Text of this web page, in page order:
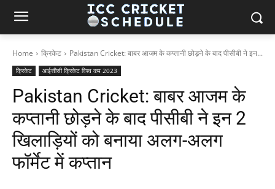
Home क्रिकेट Pakistan Cricket: बाबर आजम के कप्तानी छोड़ने के बाद पीसीबी ने इन...
क्रिकेट आईसीसी क्रिकेट विश्व कप 2023
Pakistan Cricket: बाबर आजम के
कप्तानी छोड़ने के बाद पीसीबी ने इन 2
खिलाड़ियों को बनाया अलग-अलग
फॉर्मेट में कप्तान